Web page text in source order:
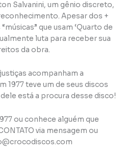
Salvanini, um gênio discreto,
Apesar dos +
que usam ‘Quarto de
luta para receber sua
da obra.
acompanham a
1977 teve um de seus discos
está a procura desse disco!
ou conhece alguém que
via mensagem ou